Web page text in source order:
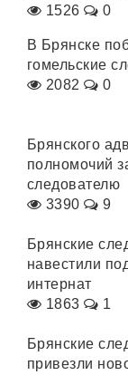
1526
0
В Брянске
гомельские
2082
0
Брянского
полномочий
следователю
3390
9
Брянские
навестили
интернат
1863
1
Брянские
привезли